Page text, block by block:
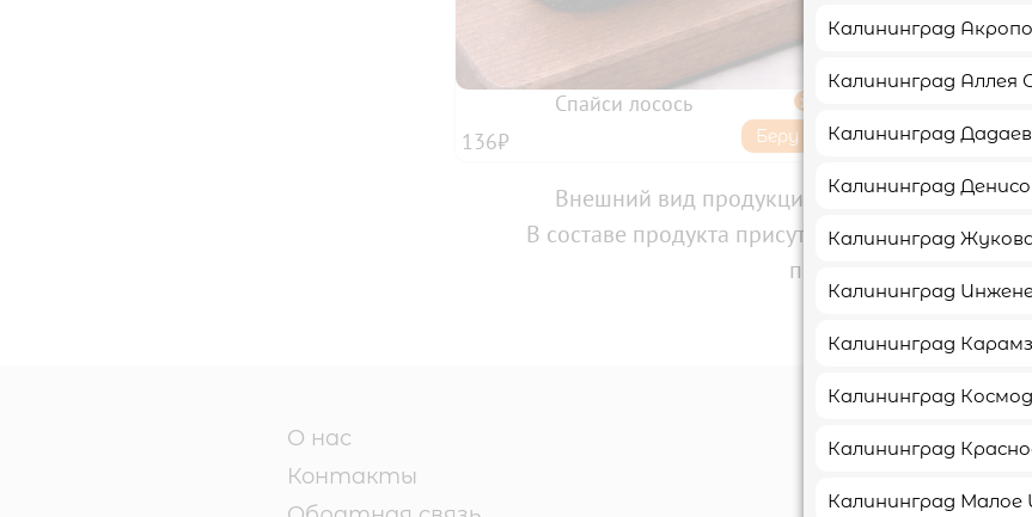
Калининград
Калининград Аллея
Калининград
Калининград
Калининград
Калининград
Калининград
Калининград
Калининград
Калининград Малое
Спайси лосось 
136₽ Беру 136₽
Внешний вид продукции может отличаться
В составе продукта присутствуют аллергены:
присутствовать следы
О нас
Контакты